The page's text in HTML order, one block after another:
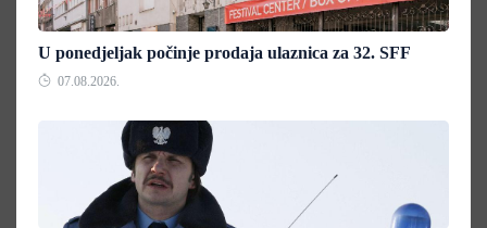
U ponedjeljak počinje prodaja ulaznica za 32. SFF
07.08.2026.